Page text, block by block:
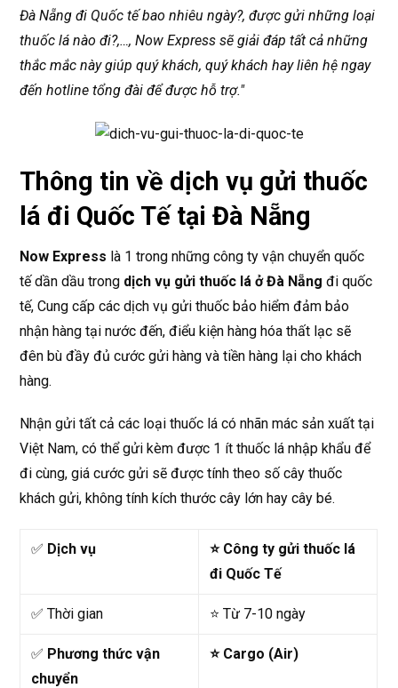
Đà Nẵng đi Quốc tế bao nhiêu ngày?, được gửi những loại
thuốc lá nào đi?,…, Now Express sẽ giải đáp tất cả những
thắc mắc này giúp quý khách, quý khách hay liên hệ ngay
đến hotline tổng đài để được hỗ trợ."
Thông tin về dịch vụ gửi thuốc
lá đi Quốc Tế tại Đà Nẵng
Now Express là 1 trong những công ty vận chuyển quốc
tế dần dầu trong dịch vụ gửi thuốc lá ở Đà Nẵng đi quốc
tế, Cung cấp các dịch vụ gửi thuốc bảo hiểm đảm bảo
nhận hàng tại nước đến, điểu kiện hàng hóa thất lạc sẽ
đên bù đầy đủ cước gửi hàng và tiền hàng lại cho khách
hàng.
Nhận gửi tất cả các loại thuốc lá có nhãn mác sản xuất tại
Việt Nam, có thể gửi kèm được 1 ít thuốc lá nhập khẩu để
đi cùng, giá cước gửi sẽ được tính theo số cây thuốc
khách gửi, không tính kích thước cây lớn hay cây bé.
✅ Dịch vụ
⭐ Công ty gửi thuốc lá
đi Quốc Tế
✅ Thời gian ⭐ Từ 7-10 ngày
✅ Phương thức vận
chuyển
⭐ Cargo (Air)